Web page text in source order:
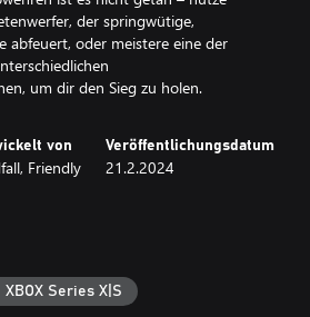
der springwütige,
abfeuert, oder meistere eine der
um dir den Sieg zu holen.
von
Friendly
Veröffentlichungsdatum
21.2.2024
XBOX Series X|S